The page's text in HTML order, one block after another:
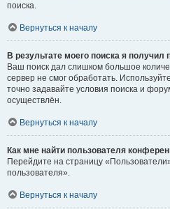
поиска.
Вернуться к началу
В результате моего поиска я получил
Ваш поиск дал слишком большое
сервер не смог обработать.
точно задавайте условия поиска и
осуществлён.
Вернуться к началу
Как мне найти пользователя
Перейдите на страницу
пользователя».
Вернуться к началу